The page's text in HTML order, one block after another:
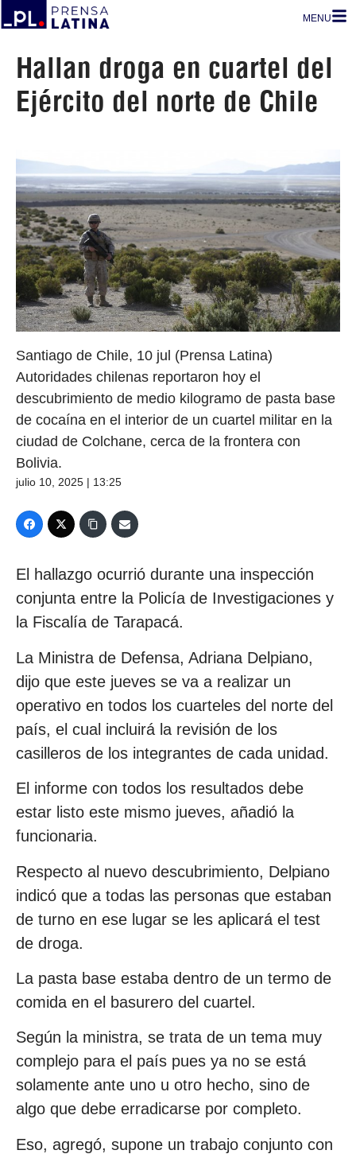
MENU
Hallan droga en cuartel del
Ejército del norte de Chile
Santiago de Chile, 10 jul (Prensa Latina)
Autoridades chilenas reportaron hoy el
descubrimiento de medio kilogramo de pasta base
de cocaína en el interior de un cuartel militar en la
ciudad de Colchane, cerca de la frontera con
Bolivia.
julio 10, 2025 | 13:25
El hallazgo ocurrió durante una inspección
conjunta entre la Policía de Investigaciones y
la Fiscalía de Tarapacá.
La Ministra de Defensa, Adriana Delpiano,
dijo que este jueves se va a realizar un
operativo en todos los cuarteles del norte del
país, el cual incluirá la revisión de los
casilleros de los integrantes de cada unidad.
El informe con todos los resultados debe
estar listo este mismo jueves, añadió la
funcionaria.
Respecto al nuevo descubrimiento, Delpiano
indicó que a todas las personas que estaban
de turno en ese lugar se les aplicará el test
de droga.
La pasta base estaba dentro de un termo de
comida en el basurero del cuartel.
Según la ministra, se trata de un tema muy
complejo para el país pues ya no se está
solamente ante uno u otro hecho, sino de
algo que debe erradicarse por completo.
Eso, agregó, supone un trabajo conjunto con